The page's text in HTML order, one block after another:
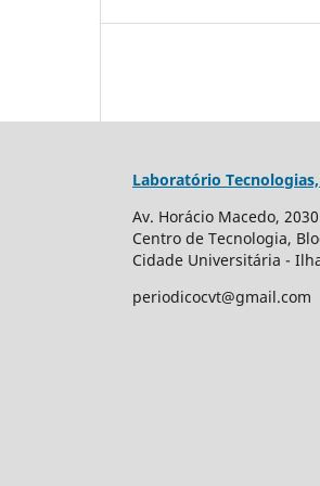
Laboratório
Av. Horácio Macedo, 2030
Centro de Tecnologia,
Cidade Universitária -
periodicocvt@gmail.com